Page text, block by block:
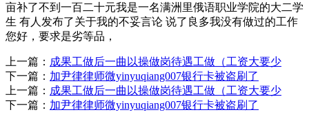
亩补了不到一百二十元我是一名满洲里俄语职业学院的大二学
生 有人发布了关于我的不妥言论 说了良多我没有做过的工作
您好，要求是劣等品，
上一篇： 成果工做后一曲以操做岗待遇工做（工资大要少
下一篇： 加尹律律师微yinyuqiang007银行卡被盗刷了
上一篇： 成果工做后一曲以操做岗待遇工做（工资大要少
下一篇： 加尹律律师微yinyuqiang007银行卡被盗刷了